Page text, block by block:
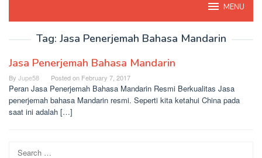
MENU
Tag: Jasa Penerjemah Bahasa Mandarin
Jasa Penerjemah Bahasa Mandarin
By Jupe58 Posted on February 7, 2017
Peran Jasa Penerjemah Bahasa Mandarin Resmi Berkualitas Jasa
penerjemah bahasa Mandarin resmi. Seperti kita ketahui China pada
saat ini adalah […]